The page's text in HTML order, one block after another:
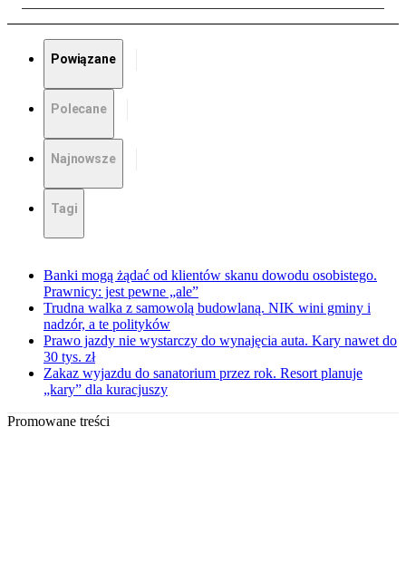
Powiązane
Polecane
Najnowsze
Tagi
Banki mogą żądać od klientów skanu dowodu osobistego.
Prawnicy: jest pewne „ale”
Trudna walka z samowolą budowlaną. NIK wini gminy i
nadzór, a te polityków
Prawo jazdy nie wystarczy do wynajęcia auta. Kary nawet do
30 tys. zł
Zakaz wyjazdu do sanatorium przez rok. Resort planuje
„kary” dla kuracjuszy
Promowane treści